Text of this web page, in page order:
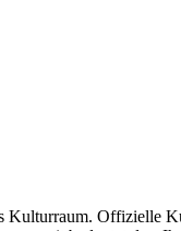
Offizielle